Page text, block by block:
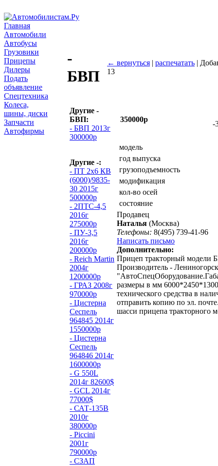
Главная
Автомобили
Автобусы
Грузовики
Прицепы
Дилеры
Подать
объявление
Спецтехника
Колеса,
шины, диски
Запчасти
Автофирмы
-
БВП
← вернуться | распечатать |
13
Другие -
БВП:
- БВП 2013г
300000р
Другие -:
- ПТ 2х6 КВ
(6000)/9835-
30 2015г
500000р
- 2ПТС-4,5
2016г
275000р
- ПУ-3,5
2016г
200000р
- Reich Martin
2004г
1200000р
- ГРАЗ 2008г
970000р
- Цистерна
Сеспель
964845 2014г
1550000р
- Цистерна
Сеспель
964846 2014г
1600000р
- G 550L
2014г 82600$
- GCL 2014г
77000$
- САТ-135В
2010г
380000р
- Piccini
2001г
790000р
- СЗАП
350000р
-
модель
год выпуска
грузоподъемность
модификация
кол-во осей
состояние
Продавец
Наталья (Москва)
Телефоны: 8(495) 739-41-96
Написать письмо
Дополнительно:
Прицеп тракторный модели
Производитель -
размеры в мм
технического средства в
отправить копию по эл.
шасси прицепа тракторного